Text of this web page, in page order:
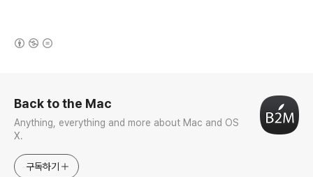
Back to the Mac
Anything, everything and more about Mac and OS
X.
구독하기